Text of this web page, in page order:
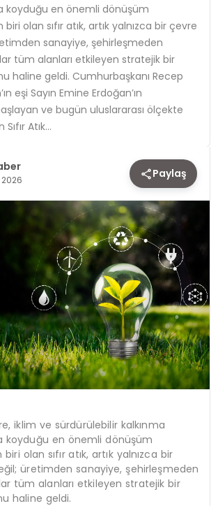
koyduğu en önemli dönüşüm
olan sıfır atık, artık yalnızca bir çevre
sanayiye, şehirleşmeden
tüm alanları etkileyen stratejik bir
haline geldi. Cumhurbaşkanı Recep
eşi Sayın Emine Erdoğan’ın
ve bugün uluslararası ölçekte
Atık…
Paylaş
iklim ve sürdürülebilir kalkınma
koyduğu en önemli dönüşüm
olan sıfır atık, artık yalnızca bir
üretimden sanayiye, şehirleşmeden
tüm alanları etkileyen stratejik bir
haline geldi.